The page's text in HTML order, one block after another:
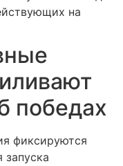
на
победах
фиксируются
запуска